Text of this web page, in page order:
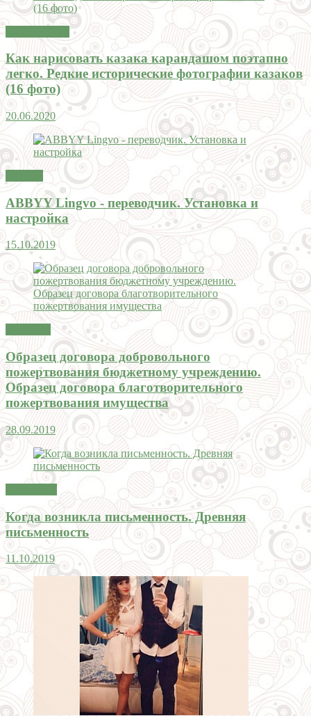
Как нарисовать казака карандашом поэтапно
легко. Редкие исторические фотографии казаков
(16 фото)
20.06.2020
ABBYY Lingvo - переводчик. Установка и
настройка
15.10.2019
Образец договора добровольного
пожертвования бюджетному учреждению.
Образец договора благотворительного
пожертвования имущества
28.09.2019
Когда возникла письменность. Древняя
письменность
11.10.2019